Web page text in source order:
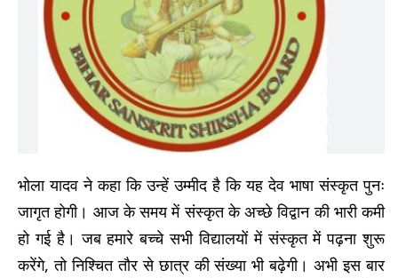
भोला यादव ने कहा कि उन्हें उम्मीद है कि यह देव भाषा संस्कृत पुनः
जागृत होगी। आज के समय में संस्कृत के अच्छे विद्वान की भारी कमी
हो गई है। जब हमारे बच्चे सभी विद्यालयों में संस्कृत में पढ़ना शुरू
करेंगे, तो निश्चित तौर से छात्र की संख्या भी बढ़ेगी। अभी इस बार